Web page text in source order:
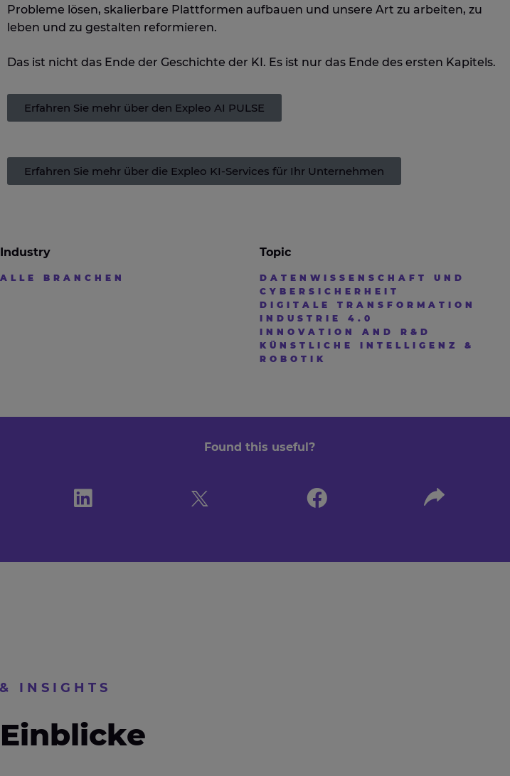
Probleme lösen, skalierbare Plattformen aufbauen und unsere Art zu arbeiten, zu
leben und zu gestalten reformieren.
Das ist nicht das Ende der Geschichte der KI. Es ist nur das Ende des ersten Kapitels.
Erfahren Sie mehr über den Expleo AI PULSE
Erfahren Sie mehr über die Expleo KI-Services für Ihr Unternehmen
Industry
ALLE BRANCHEN
Topic
DATENWISSENSCHAFT UND
CYBERSICHERHEIT
DIGITALE TRANSFORMATION
INDUSTRIE 4.0
INNOVATION AND R&D
KÜNSTLICHE INTELLIGENZ &
ROBOTIK
Found this useful?
INSIGHTS
Einblicke